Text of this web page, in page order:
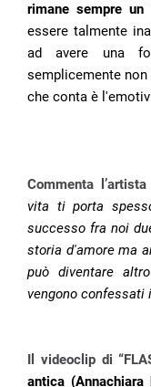
rimane sempre un
essere talmente
ad avere una
semplicemente
che conta è
Commenta
vita ti porta
successo fra noi
storia d'amore ma
può diventare
vengono confessati
Il videoclip di
antica